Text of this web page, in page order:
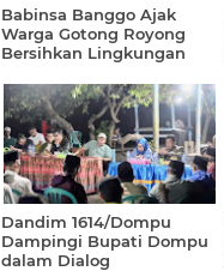
Babinsa Banggo Ajak
Warga Gotong Royong
Bersihkan Lingkungan
Dandim 1614/Dompu
Dampingi Bupati Dompu
dalam Dialog